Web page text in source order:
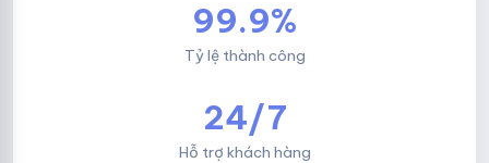
99.9%
Tỷ lệ thành công
24/7
Hỗ trợ khách hàng